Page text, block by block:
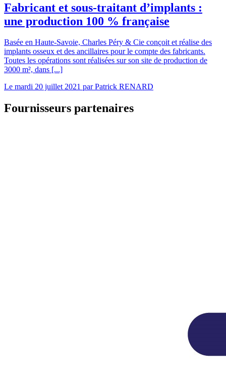
Fabricant et sous-traitant d’implants :
une production 100 % française
Basée en Haute-Savoie, Charles Péry & Cie conçoit et réalise des
implants osseux et des ancillaires pour le compte des fabricants.
Toutes les opérations sont réalisées sur son site de production de
3000 m², dans [...]
Le mardi 20 juillet 2021 parPatrick RENARD
Fournisseurs partenaires